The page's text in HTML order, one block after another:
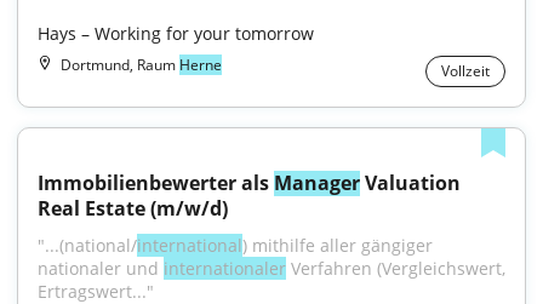
Hays – Working for your tomorrow
Dortmund, Raum Herne Vollzeit
Immobilienbewerter als Manager Valuation
Real Estate (m/w/d)
"...(national/international) mithilfe aller gängiger
nationaler und internationaler Verfahren (Vergleichswert,
Ertragswert..."